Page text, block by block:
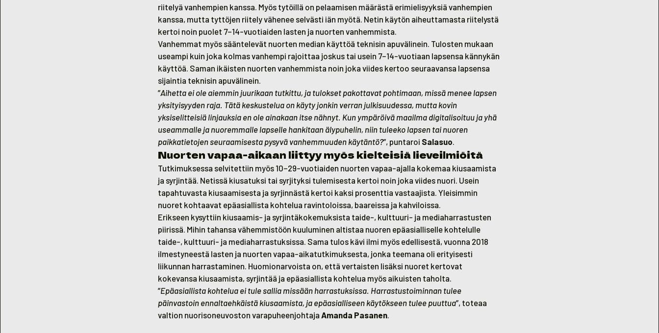
riitelyä vanhempien kanssa. Myös tytöillä on pelaamisen määrästä erimielisyyksiä vanhempien
kanssa, mutta tyttöjen riitely vähenee selvästi iän myötä. Netin käytön aiheuttamasta riitelystä
kertoi noin puolet 7–14-vuotiaiden lasten ja nuorten vanhemmista.
Vanhemmat myös sääntelevät nuorten median käyttöä teknisin apuvälinein. Tulosten mukaan
useampi kuin joka kolmas vanhempi rajoittaa joskus tai usein 7–14-vuotiaan lapsensa kännykän
käyttöä. Saman ikäisten nuorten vanhemmista noin joka viides kertoo seuraavansa lapsensa
sijaintia teknisin apuvälinein.
”Aihetta ei ole aiemmin juurikaan tutkittu, ja tulokset pakottavat pohtimaan, missä menee lapsen
yksityisyyden raja. Tätä keskustelua on käyty jonkin verran julkisuudessa, mutta kovin
yksiselitteisiä linjauksia en ole ainakaan itse nähnyt. Kun ympäröivä maailma digitalisoituu ja yhä
useammalle ja nuoremmalle lapselle hankitaan älypuhelin, niin tuleeko lapsen tai nuoren
paikkatietojen seuraamisesta pysyvä vanhemmuuden käytäntö?”, puntaroi Salasuo.
Nuorten vapaa-aikaan liittyy myös kielteisiä lieveilmiöitä
Tutkimuksessa selvitettiin myös 10–29-vuotiaiden nuorten vapaa-ajalla kokemaa kiusaamista
ja syrjintää. Netissä kiusatuksi tai syrjityksi tulemisesta kertoi noin joka viides nuori. Usein
tapahtuvasta kiusaamisesta ja syrjinnästä kertoi kaksi prosenttia vastaajista. Yleisimmin
nuoret kohtaavat epäasiallista kohtelua ravintoloissa, baareissa ja kahviloissa.
Erikseen kysyttiin kiusaamis- ja syrjintäkokemuksista taide-, kulttuuri- ja mediaharrastusten
piirissä. Mihin tahansa vähemmistöön kuuluminen altistaa nuoren epäasialliselle kohtelulle
taide-, kulttuuri- ja mediaharrastuksissa. Sama tulos kävi ilmi myös edellisestä, vuonna 2018
ilmestyneestä lasten ja nuorten vapaa-aikatutkimuksesta, jonka teemana oli erityisesti
liikunnan harrastaminen. Huomionarvoista on, että vertaisten lisäksi nuoret kertovat
kokevansa kiusaamista, syrjintää ja epäasiallista kohtelua myös aikuisten taholta.
”Epäasiallista kohtelua ei tule sallia missään harrastuksissa. Harrastustoiminnan tulee
päinvastoin ennaltaehkäistä kiusaamista, ja epäasialliseen käytökseen tulee puuttua”, toteaa
valtion nuorisoneuvoston varapuheenjohtaja Amanda Pasanen.